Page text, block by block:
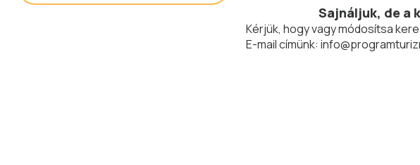
Sajnáljuk, de a
Kérjük, hogy vagy módosítsa
E-mail címünk: